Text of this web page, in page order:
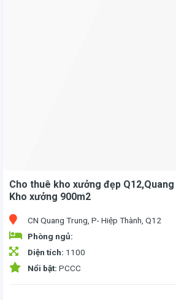
Cho thuê kho xưởng đẹp
Kho xưởng 900m2
CN Quang Trung, P- Hiệp Thành, Q12
Phòng ngủ:
Diện tích: 1100
Nổi bật: PCCC